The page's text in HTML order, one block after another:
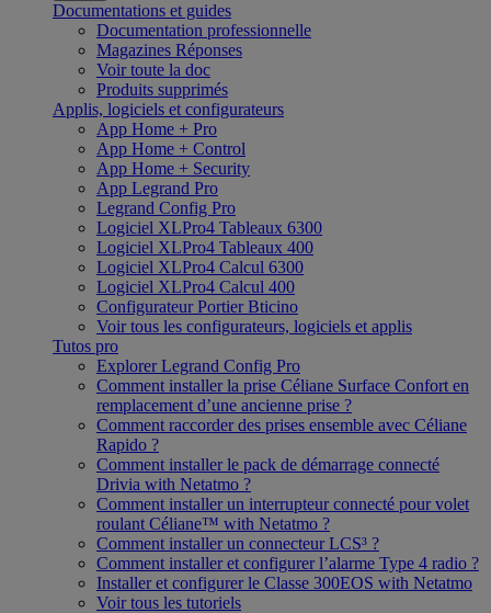
Documentations et guides
Documentation professionnelle
Magazines Réponses
Voir toute la doc
Produits supprimés
Applis, logiciels et configurateurs
App Home + Pro
App Home + Control
App Home + Security
App Legrand Pro
Legrand Config Pro
Logiciel XLPro4 Tableaux 6300
Logiciel XLPro4 Tableaux 400
Logiciel XLPro4 Calcul 6300
Logiciel XLPro4 Calcul 400
Configurateur Portier Bticino
Voir tous les configurateurs, logiciels et applis
Tutos pro
Explorer Legrand Config Pro
Comment installer la prise Céliane Surface Confort en
remplacement d’une ancienne prise ?
Comment raccorder des prises ensemble avec Céliane
Rapido ?
Comment installer le pack de démarrage connecté
Drivia with Netatmo ?
Comment installer un interrupteur connecté pour volet
roulant Céliane™ with Netatmo ?
Comment installer un connecteur LCS³ ?
Comment installer et configurer l’alarme Type 4 radio ?
Installer et configurer le Classe 300EOS with Netatmo
Voir tous les tutoriels